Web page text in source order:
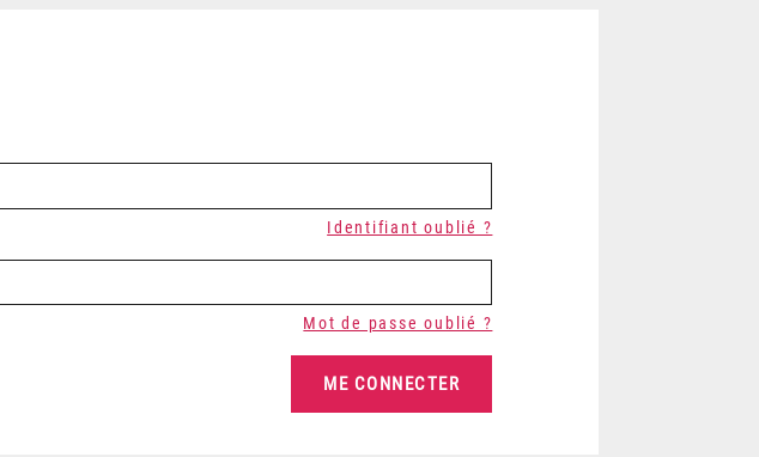
Identifiant oublié ?
Mot de passe oublié ?